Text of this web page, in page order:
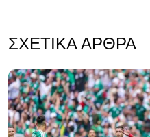
ΣΧΕΤΙΚΆ ΆΡΘΡΑ